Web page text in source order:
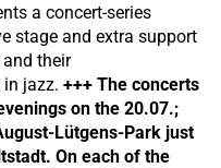
a concert-series
stage and extra support
their
in jazz.+++ The concerts
on the 20.07.;
Lütgens-Park just
On each of the